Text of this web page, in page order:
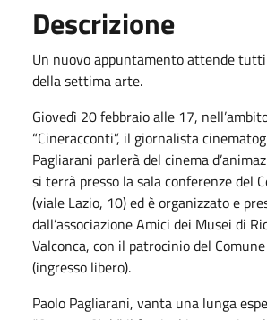
Descrizione
Un nuovo appuntamento attende
della settima arte.
Giovedì 20 febbraio alle 17,
“Cineracconti”, il giornalista
Pagliarani parlerà del cinema
si terrà presso la sala conferenze del
(viale Lazio, 10) ed è organizzato e
dall’associazione Amici dei Musei di
Valconca, con il patrocinio del
(ingresso libero).
Paolo Pagliarani, vanta una lunga